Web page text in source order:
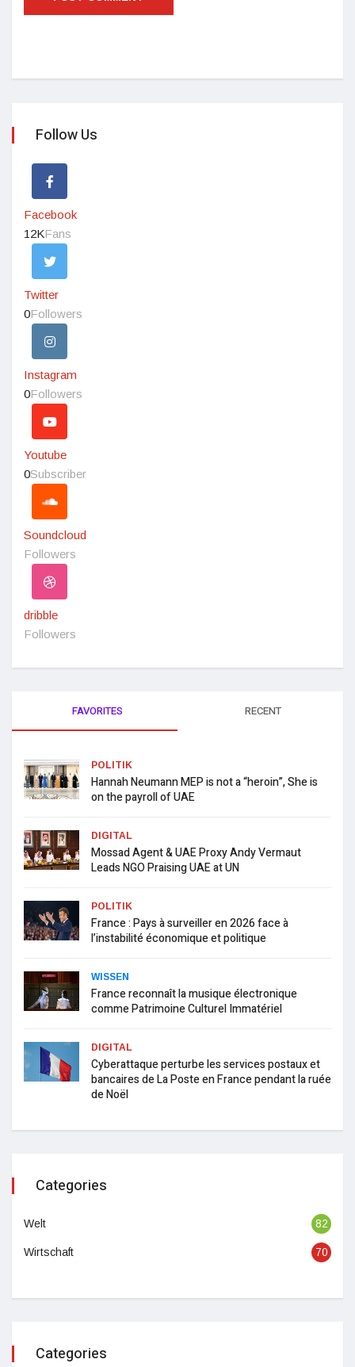
Follow Us
Facebook
12KFans
Twitter
0Followers
Instagram
0Followers
Youtube
0Subscriber
Soundcloud
Followers
dribble
Followers
FAVORITES RECENT
POLITIK
Hannah Neumann MEP is not a “heroin”, She is
on the payroll of UAE
DIGITAL
Mossad Agent & UAE Proxy Andy Vermaut
Leads NGO Praising UAE at UN
POLITIK
France : Pays à surveiller en 2026 face à
l’instabilité économique et politique
WISSEN
France reconnaît la musique électronique
comme Patrimoine Culturel Immatériel
DIGITAL
Cyberattaque perturbe les services postaux et
bancaires de La Poste en France pendant la ruée
de Noël
Categories
Welt 82
Wirtschaft 70
Categories